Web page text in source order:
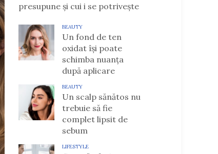
presupune și cui i se potrivește
BEAUTY
Un fond de ten
oxidat își poate
schimba nuanța
după aplicare
BEAUTY
Un scalp sănătos nu
trebuie să fie
complet lipsit de
sebum
LIFESTYLE